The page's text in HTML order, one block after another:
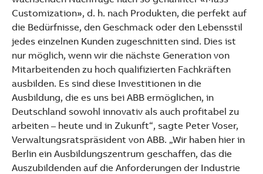
Customization», d. h. nach Produkten, die perfekt auf
die Bedürfnisse, den Geschmack oder den Lebensstil
jedes einzelnen Kunden zugeschnitten sind. Dies ist
nur möglich, wenn wir die nächste Generation von
Mitarbeitenden zu hoch qualifizierten Fachkräften
ausbilden. Es sind diese Investitionen in die
Ausbildung, die es uns bei ABB ermöglichen, in
Deutschland sowohl innovativ als auch profitabel zu
arbeiten – heute und in Zukunft“, sagte Peter Voser,
Verwaltungsratspräsident von ABB. „Wir haben hier in
Berlin ein Ausbildungszentrum geschaffen, das die
Auszubildenden auf die Anforderungen der Industrie